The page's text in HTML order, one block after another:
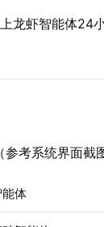
龙虾智能体24
考系统界面截
能体